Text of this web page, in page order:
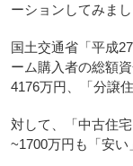
ーションしてみまし
国土交通省「平成
ーム購入者の総額
4176万円、「分譲
対して、「中古住
~1700万円も「安い